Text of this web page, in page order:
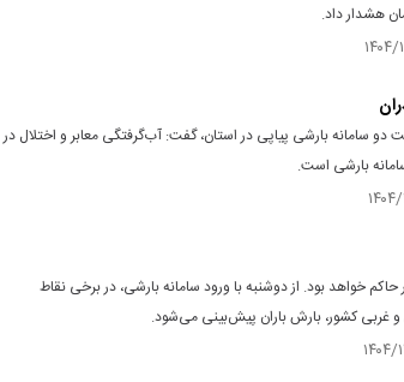
دو سامانه بارشی پیاپی در استان، گفت: آب‌گرفتگی معابر و اختلال در
بارشی است.
خواهد بود. از دوشنبه با ورود سامانه بارشی، در برخی نقاط
غربی کشور، بارش باران پیش‌بینی می‌شود.